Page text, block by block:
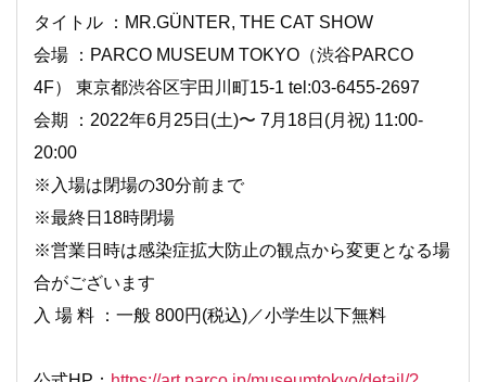
タイトル ：MR.GÜNTER, THE CAT SHOW
会場 ：PARCO MUSEUM TOKYO（渋谷PARCO
4F） 東京都渋谷区宇田川町15-1 tel:03-6455-2697
会期 ：2022年6月25日(土)〜 7月18日(月祝) 11:00-
20:00
※入場は閉場の30分前まで
※最終日18時閉場
※営業日時は感染症拡大防止の観点から変更となる場
合がございます
入 場 料 ：一般 800円(税込)／小学生以下無料